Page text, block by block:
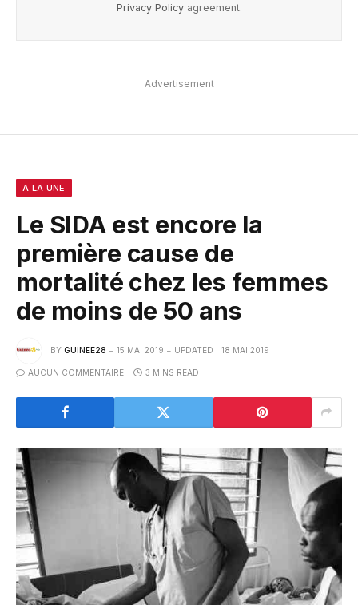
Privacy Policyagreement.
Advertisement
A LA UNE
Le SIDA est encore la
première cause de
mortalité chez les femmes
de moins de 50 ans
BY GUINEE28 15 MAI 2019 UPDATED: 18 MAI 2019
AUCUN COMMENTAIRE 3 MINS READ